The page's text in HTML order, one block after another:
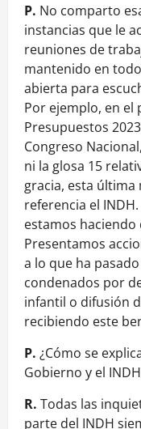
P. No comparto
instancias que le
reuniones de
mantenido en
abierta para
Por ejemplo, en el
Presupuestos
Congreso
ni la glosa 15
gracia, esta última
referencia el
estamos
Presentamos
a lo que ha
condenados por
infantil o difusión
recibiendo este
P. ¿Cómo se
Gobierno y el
R. Todas las
parte del INDH